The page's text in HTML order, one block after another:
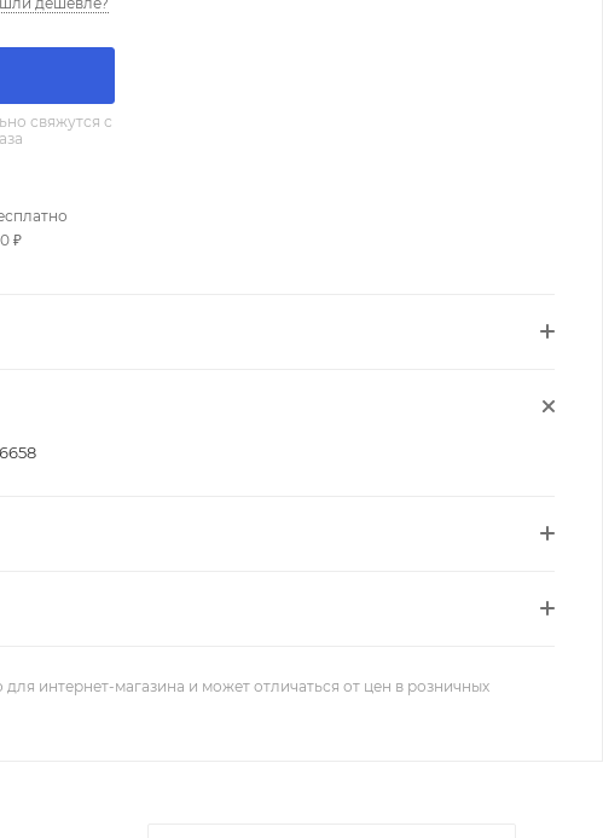
свяжутся с
₽
для интернет-магазина и может отличаться от цен в розничных